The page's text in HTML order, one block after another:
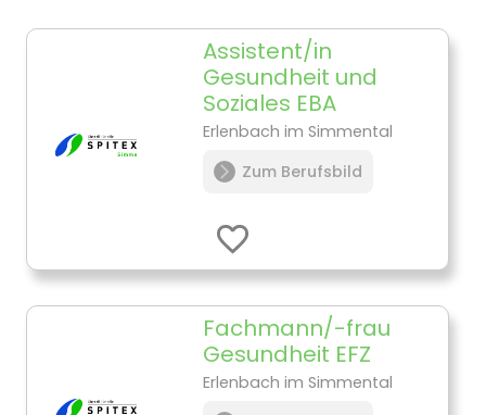
Assistent/in
Gesundheit und
Soziales EBA
Erlenbach im Simmental
Zum Berufsbild
Fachmann/-frau
Gesundheit EFZ
Erlenbach im Simmental